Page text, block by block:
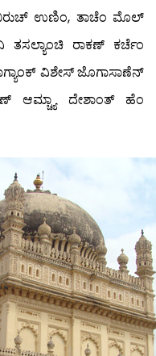
ಉಣಿಂ, ತಾಚೆಂ ಮೊಲ್
ರಾಕಣ್ ಕರ್ಚೆಂ
ವಿಶೇಸ್ ಜೊಗಾಸಾಣೆನ್
ಆಮ್ಚ್ಯಾ ದೇಶಾಂತ್ ಹೆಂ